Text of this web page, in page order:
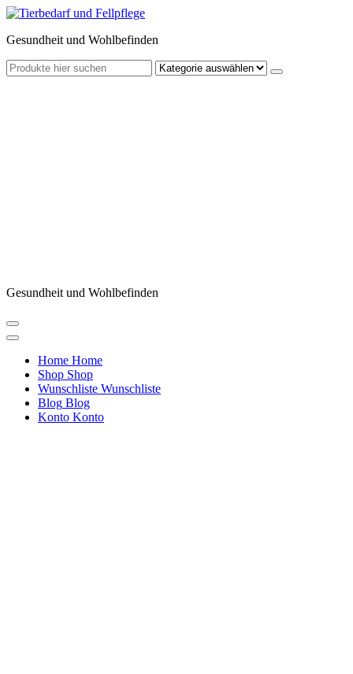
Zum
springen
Gesundheit und Wohlbefinden
Gesundheit und Wohlbefinden
Home Home
Shop Shop
Wunschliste Wunschliste
Blog Blog
Konto Konto